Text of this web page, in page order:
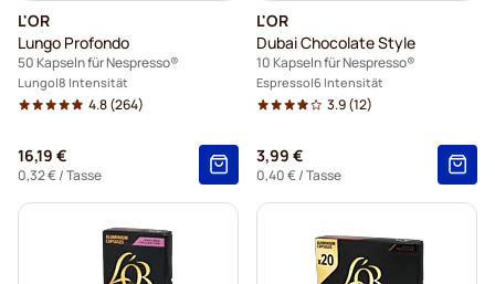
L'OR
Lungo Profondo
50 Kapseln für Nespresso®
Lungo 8 Intensität
4.8(264)
16,19 €
0,32 €/ Tasse
L'OR
Dubai Chocolate Style
10 Kapseln für Nespresso®
Espresso 6 Intensität
3.9(12)
3,99 €
0,40 €/ Tasse